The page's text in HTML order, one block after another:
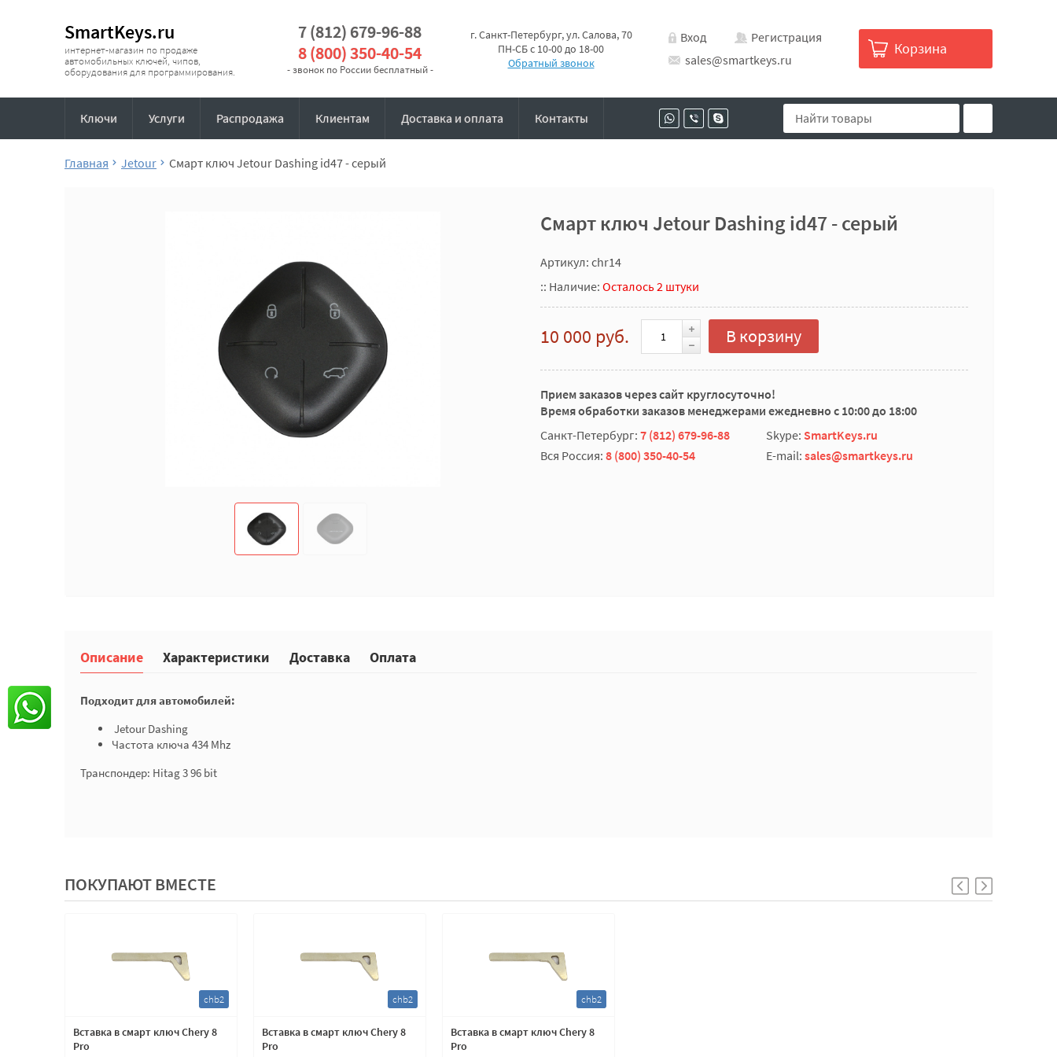
SmartKeys.ru
интернет-магазин по продаже
автомобильных ключей, чипов,
оборудования для программирования.
7 (812) 679-96-88
8 (800) 350-40-54
- звонок по России бесплатный -
г. Санкт-Петербург, ул. Салова, 70
ПН-СБ с 10-00 до 18-00
Обратный звонок
Вход
Регистрация
sales@smartkeys.ru
Корзина
Ключи Услуги Распродажа Клиентам Доставка и оплата Контакты
Главная Jetour Смарт ключ Jetour Dashing id47 - серый
Смарт ключ Jetour Dashing id47 - серый
Артикул: chr14
:: Наличие: Осталось 2 штуки
10 000 руб. В корзину
Прием заказов через сайт круглосуточно!
Время обработки заказов менеджерами ежедневно с 10:00 до 18:00
Санкт-Петербург: 7 (812) 679-96-88 Skype: SmartKeys.ru
Вся Россия: 8 (800) 350-40-54 E-mail: sales@smartkeys.ru
Описание Характеристики Доставка Оплата
Подходит для автомобилей:
Jetour Dashing
Частота ключа 434 Mhz
Транспондер: Hitag 3 96 bit
ПОКУПАЮТ ВМЕСТЕ
chb2
Вставка в смарт ключ Chery 8
Pro
chb2
Вставка в смарт ключ Chery 8
Pro
chb2
Вставка в смарт ключ Chery 8
Pro